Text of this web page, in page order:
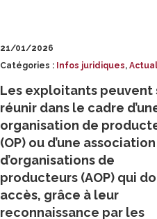
21/01/2026
Catégories : Infos juridiques,
Les exploitants peuvent
réunir dans le cadre
organisation de
(OP) ou d’une association
d’organisations de
producteurs (AOP) qui
accès, grâce à leur
reconnaissance par les